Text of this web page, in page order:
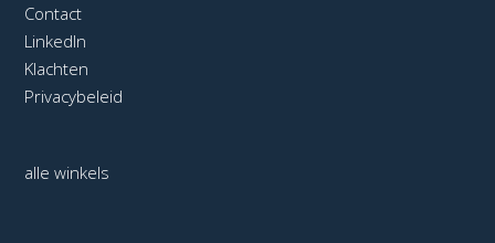
Contact
LinkedIn
Klachten
Privacybeleid
alle winkels